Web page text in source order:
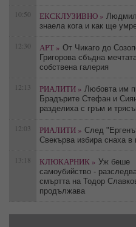
10:50 ЕКСКЛУЗИВНО »
знаела кога и как ще
12:30 АРТ » От Чикаго до
Григорова сбъдна
собствена галерия
12:13 РИАЛИТИ » Любовта им
Брадърите Стефан и
разделиха с гръм и
12:03 РИАЛИТИ » След
Свекърва избира снаха в
13:18 КЛЮКАРНИК » Уж беше
самоубийство -
смъртта на Тодор
продължава